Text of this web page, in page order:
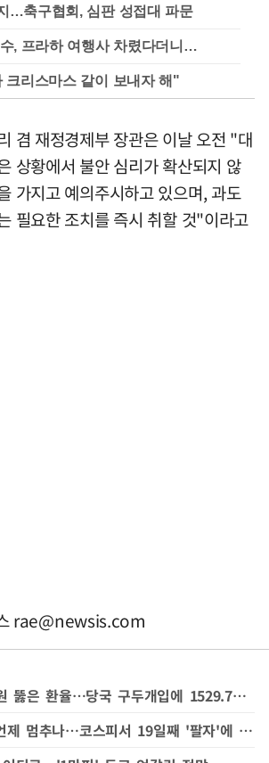
…축구협회, 심판 성접대 파문
, 프라하 여행사 차렸다더니…
크리스마스 같이 보내자 해"
겸 재정경제부 장관은 이날 오전 "대
상황에서 불안 심리가 확산되지 않
가지고 예의주시하고 있으며, 과도
필요한 조치를 즉시 취할 것"이라고
rae@newsis.com
두 달 만에 1530원 뚫은 환율…당국 구두개입에 1529.7원 마감(종합2보)
外人 '셀코리아' 언제 멈추나…코스피서 19일째 '팔자'에 66조 순매도(종합)